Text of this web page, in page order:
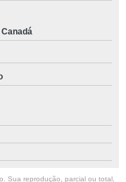
Sua reprodução, parcial ou total,